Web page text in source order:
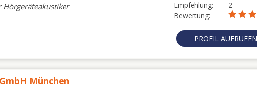
Hörgeräteakustiker Empfehlung:
2
Bewertung:
PROFIL AUFRUFEN
München